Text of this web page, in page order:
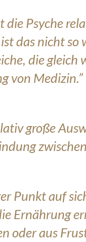
die Psyche
das nicht
die
von Medizin.”
große
Punkt auf
Ernährung
oder aus